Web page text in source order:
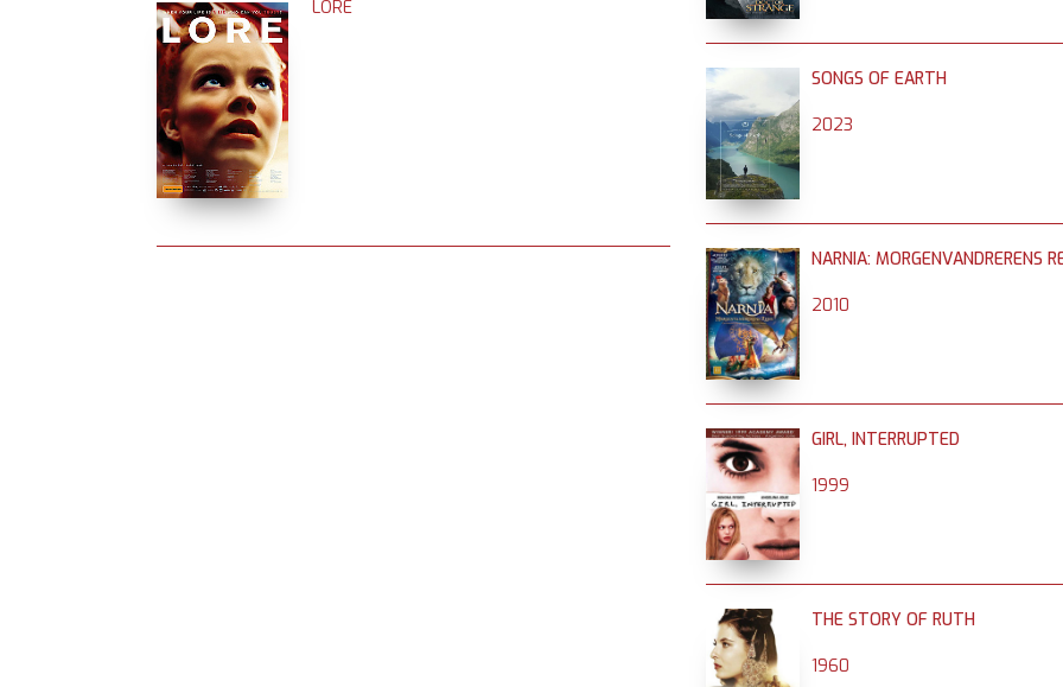
LORE
SONGS OF EARTH
2023
NARNIA: MORGENVANDRERENS
2010
GIRL, INTERRUPTED
1999
THE STORY OF RUTH
1960